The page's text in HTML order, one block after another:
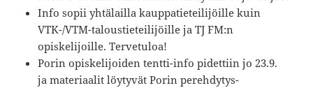
Info sopii yhtälailla kauppatieteilijöille kuin
VTK-/VTM-taloustieteilijöille ja TJ FM:n
opiskelijoille. Tervetuloa!
Porin opiskelijoiden tentti-info pidettiin jo 23.9.
ja materiaalit löytyvät Porin perehdytys-